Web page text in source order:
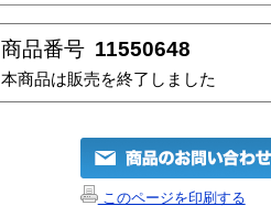
商品番号 11550648
本商品は販売を終了しました
このページを印刷する